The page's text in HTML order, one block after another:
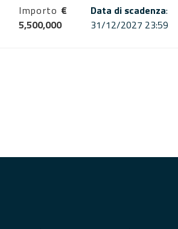
Importo €
5,500,000
Data di scadenza:
31/12/2027 23:59